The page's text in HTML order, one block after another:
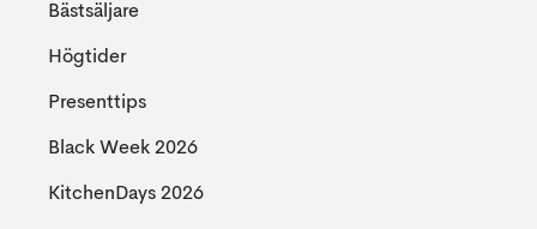
Bästsäljare
Högtider
Presenttips
Black Week 2026
KitchenDays 2026